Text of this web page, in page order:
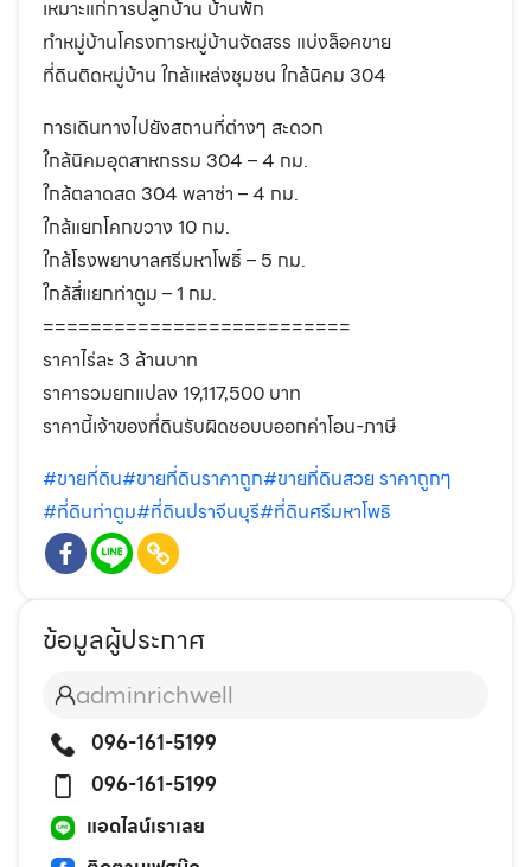
เหมาะแก่การปลูกบ้าน บ้านพัก
ทำหมู่บ้านโครงการหมู่บ้านจัดสรร แบ่งล็อคขาย
ที่ดินติดหมู่บ้าน ใกล้แหล่งชุมชน ใกล้นิคม 304
การเดินทางไปยังสถานที่ต่างๆ สะดวก
ใกล้นิคมอุตสาหกรรม 304 – 4 กม.
ใกล้ตลาดสด 304 พลาซ่า – 4 กม.
ใกล้แยกโคกขวาง 10 กม.
ใกล้โรงพยาบาลศรีมหาโพธิ์ – 5 กม.
ใกล้สี่แยกท่าตูม – 1 กม.
==========================
ราคาไร่ละ 3 ล้านบาท
ราคารวมยกแปลง 19,117,500 บาท
ราคานี้เจ้าของที่ดินรับผิดชอบบออกค่าโอน-ภาษี
#ขายที่ดิน#ขายที่ดินราคาถูก#ขายที่ดินสวย ราคาถูกๆ
#ที่ดินท่าตูม#ที่ดินปราจีนบุรี#ที่ดินศรีมหาโพธิ
ข้อมูลผู้ประกาศ
adminrichwell
096-161-5199
096-161-5199
แอดไลน์เราเลย